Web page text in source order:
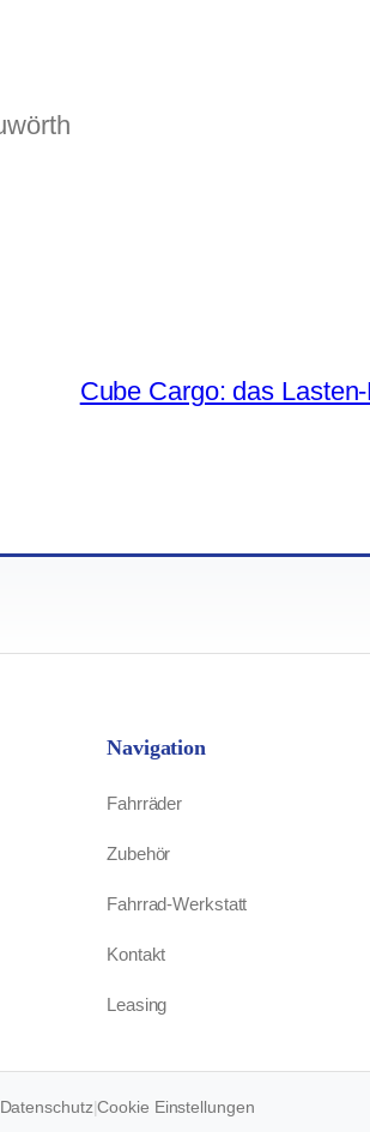
Cube Cargo: das
Navigation
Fahrräder
Zubehör
Fahrrad-Werkstatt
Kontakt
Leasing
Datenschutz|Cookie Einstellungen